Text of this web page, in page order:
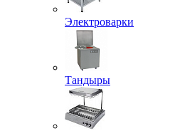
Электроварки
Тандыры